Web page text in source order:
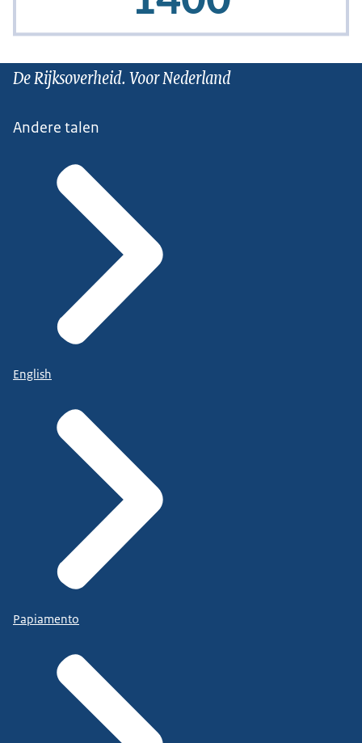
De Rijksoverheid. Voor Nederland
Andere talen
English
Papiamento